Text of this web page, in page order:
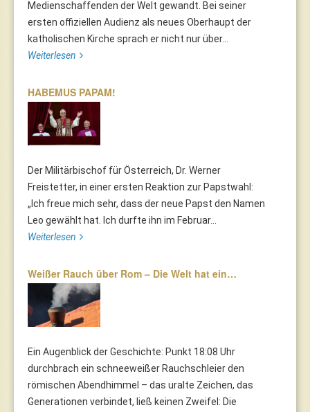
Medienschaffenden der Welt gewandt. Bei seiner
ersten offiziellen Audienz als neues Oberhaupt der
katholischen Kirche sprach er nicht nur über...
Weiterlesen
HABEMUS PAPAM!
Der Militärbischof für Österreich, Dr. Werner
Freistetter, in einer ersten Reaktion zur Papstwahl:
„Ich freue mich sehr, dass der neue Papst den Namen
Leo gewählt hat. Ich durfte ihn im Februar...
Weiterlesen
Weißer Rauch über Rom – Die Welt hat ein…
Ein Augenblick der Geschichte: Punkt 18:08 Uhr
durchbrach ein schneeweißer Rauchschleier den
römischen Abendhimmel – das uralte Zeichen, das
Generationen verbindet, ließ keinen Zweifel: Die